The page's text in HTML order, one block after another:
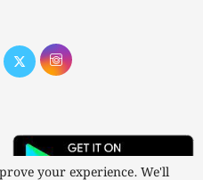
your experience. We'll